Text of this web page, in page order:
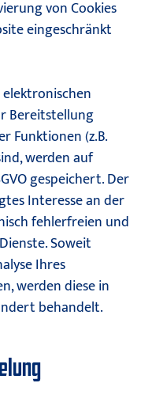
von Cookies
eingeschränkt
Bereitstellung
Funktionen (z.B.
werden auf
gespeichert. Der
Interesse an der
fehlerfreien und
Soweit
Ihres
werden diese in
behandelt.